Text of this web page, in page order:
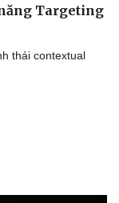
Targeting
thái contextual